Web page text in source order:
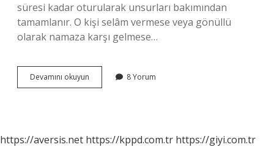
süresi kadar oturularak unsurları bakımından
tamamlanır. O kişi selâm vermese veya gönüllü
olarak namaza karşı gelmese…
Devamını okuyun
Ettehiyyatü
8 Yorum
https://aversis.net https://kppd.com.tr https://giyi.com.tr